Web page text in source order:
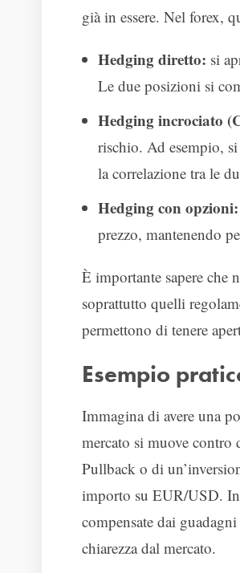
già in essere. Nel forex,
Hedging diretto: si
Le due posizioni si
Hedging incrociato
rischio. Ad esempio,
la correlazione tra le
Hedging con opzioni:
prezzo, mantenendo
È importante sapere
soprattutto quelli
permettono di tenere
Esempio
Immagina di avere una
mercato si muove contro
Pullback o di
importo su EUR/USD. In
compensate dai
chiarezza dal mercato.